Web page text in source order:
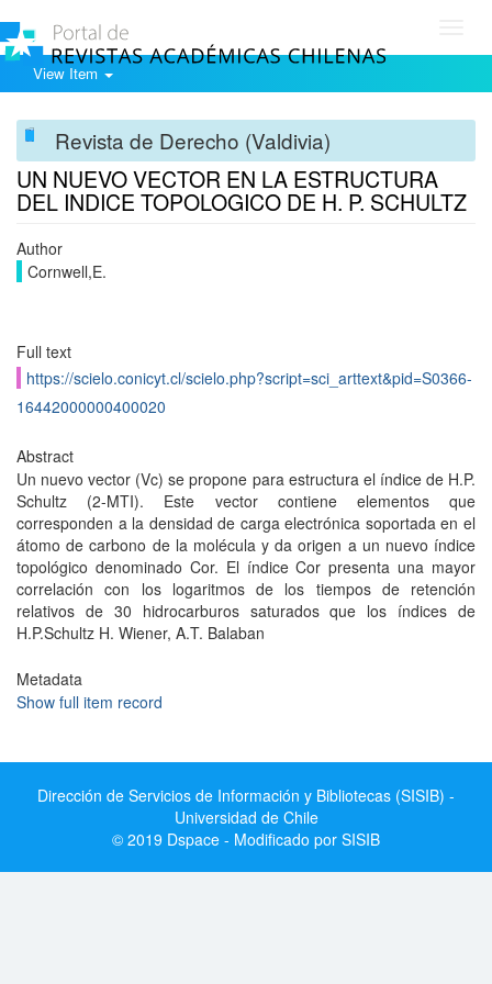
View Item
Revista de Derecho (Valdivia)
UN NUEVO VECTOR EN LA ESTRUCTURA
DEL INDICE TOPOLOGICO DE H. P. SCHULTZ
Author
Cornwell,E.
Full text
https://scielo.conicyt.cl/scielo.php?script=sci_arttext&pid=S0366-
16442000000400020
Abstract
Un nuevo vector (Vc) se propone para estructura el índice de H.P.
Schultz (2-MTI). Este vector contiene elementos que
corresponden a la densidad de carga electrónica soportada en el
átomo de carbono de la molécula y da origen a un nuevo índice
topológico denominado Cor. El índice Cor presenta una mayor
correlación con los logaritmos de los tiempos de retención
relativos de 30 hidrocarburos saturados que los índices de
H.P.Schultz H. Wiener, A.T. Balaban
Metadata
Show full item record
Dirección de Servicios de Información y Bibliotecas (SISIB) -
Universidad de Chile
© 2019 Dspace - Modificado por SISIB